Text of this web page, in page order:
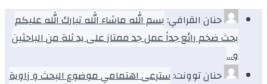
حنان القرافي: بسم الله ماشاء الله تبارك الله عليكم
بحث ضخم رائع جداً عمل جد ممتاز على يد ثلة من الباحثين
و…
حنان توونت:سترعى اهتمامي موضوع البحث و زاوية